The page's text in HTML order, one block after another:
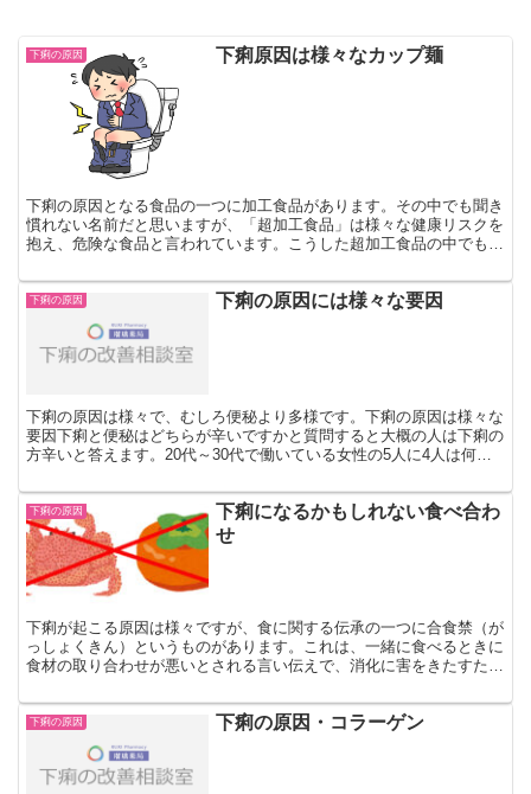
下痢の原因 下痢原因は様々なカップ麺
下痢の原因となる食品の一つに加工食品があります。その中でも聞き
慣れない名前だと思いますが、「超加工食品」は様々な健康リスクを
抱え、危険な食品と言われています。こうした超加工食品の中でも人
下痢の原因 下痢の原因には様々な要因
下痢の原因は様々で、むしろ便秘より多様です。下痢の原因は様々な
要因下痢と便秘はどちらが辛いですかと質問すると大概の人は下痢の
方辛いと答えます。20代～30代で働いている女性の5人に4人は何ら
下痢の原因
下痢になるかもしれない食べ合わ
せ
下痢が起こる原因は様々ですが、食に関する伝承の一つに合食禁（が
っしょくきん）というものがあります。これは、一緒に食べるときに
食材の取り合わせが悪いとされる言い伝えで、消化に害をきたすた
下痢の原因 下痢の原因・コラーゲン